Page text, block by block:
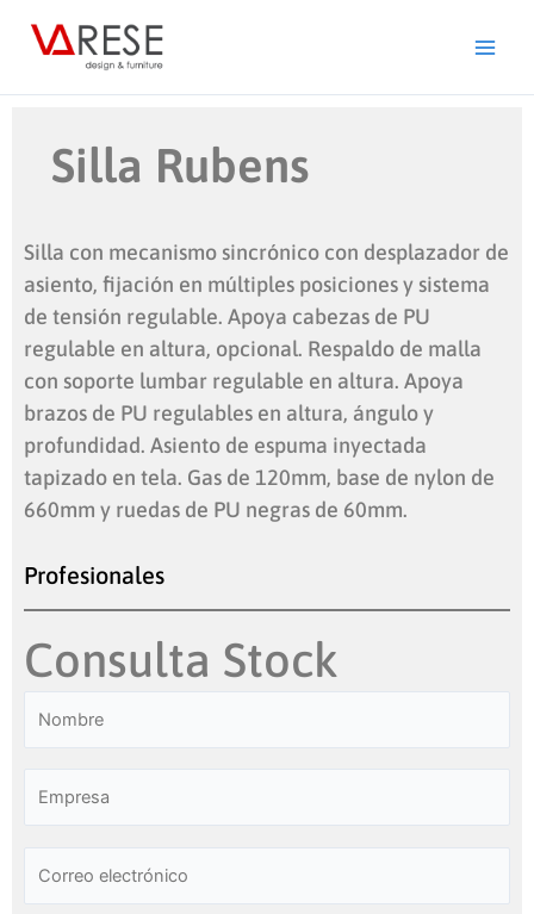
Silla Rubens
Silla con mecanismo sincrónico con desplazador de
asiento, fijación en múltiples posiciones y sistema
de tensión regulable. Apoya cabezas de PU
regulable en altura, opcional. Respaldo de malla
con soporte lumbar regulable en altura. Apoya
brazos de PU regulables en altura, ángulo y
profundidad. Asiento de espuma inyectada
tapizado en tela. Gas de 120mm, base de nylon de
660mm y ruedas de PU negras de 60mm.
Profesionales
Consulta Stock